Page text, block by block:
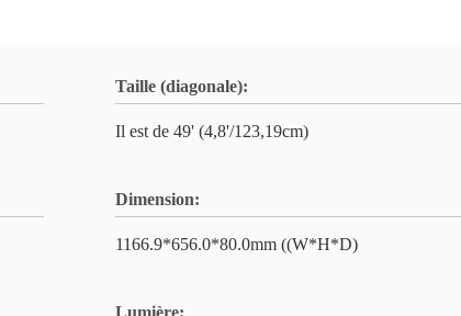
Taille (diagonale):
Il est de 49' (4,8'/123,19cm)
Dimension:
1166.9*656.0*80.0mm ((W*H*D)
Lumière: